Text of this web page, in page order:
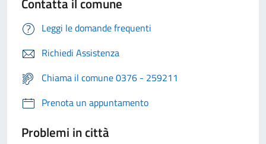
Leggi le domande frequenti
Richiedi Assistenza
Chiama il comune 0376 - 259211
Prenota un appuntamento
Problemi in città